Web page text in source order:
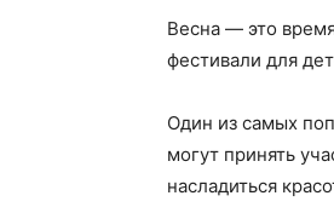
Весна — это
фестивали для
Один из самых
могут принять
насладиться